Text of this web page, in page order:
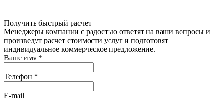
Получить быстрый расчет
Менеджеры компании с радостью ответят на ваши вопросы и
произведут расчет стоимости услуг и подготовят
индивидуальное коммерческое предложение.
Ваше имя *
Телефон *
E-mail